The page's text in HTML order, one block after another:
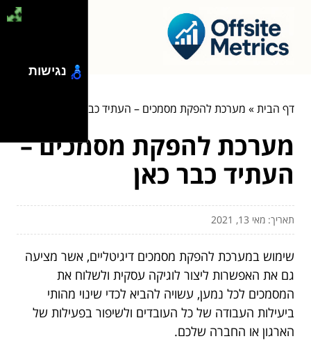
דף הבית» מערכת להפקת מסמכים – העתיד כבר כאן
מערכת להפקת מסמכים –
העתיד כבר כאן
תאריך: מאי 13, 2021
שימוש במערכת להפקת מסמכים דיגיטליים, אשר מציעה
גם את האפשרות ליצור לוגיקה עסקית ולשלוח את
המסמכים לכל נמען, עשויה להביא לכדי שינוי מהותי
ביעילות העבודה של כל העובדים ולשיפור בפעילות של
הארגון או החברה שלכם.
נגישות